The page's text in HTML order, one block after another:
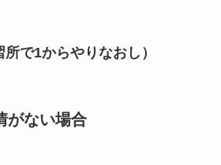
で1からやりなおし）
がない場合